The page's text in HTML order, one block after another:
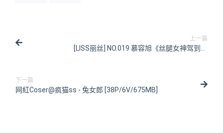
上一篇
[LISS丽丝] NO.019 慕容旭《丝腿女神驾到》
下一篇
网紅Coser@疯猫ss - 兔女郎 [38P/6V/675MB]